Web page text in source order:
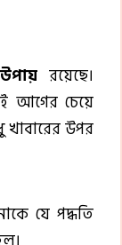
রয়েছে।
আগের চেয়ে
উপর
যে পদ্ধতি